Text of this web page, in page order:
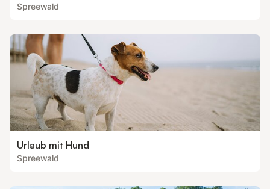
Spreewald
Urlaub mit Hund
Spreewald